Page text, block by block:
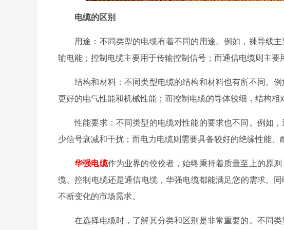
电缆的区别
用途：不同类型的电缆有着不同的用途。例如，裸导线
输电能；控制电缆主要用于传输控制信号；而通信电缆则主要
结构和材料：不同类型电缆的结构和材料也有所不同。
更好的电气性能和机械性能；而控制电缆的导体较细，结构相
性能要求：不同类型的电缆对性能的要求也不同。例如
少信号衰减和干扰；而电力电缆则需要具备较好的绝缘性能、
华强电缆作为业界的佼佼者，始终秉持着质量至上的原
缆、控制电缆还是通信电缆，华强电缆都能满足您的需求。
不断变化的市场需求。
在选择电缆时，了解其分类和区别是非常重要的。不同